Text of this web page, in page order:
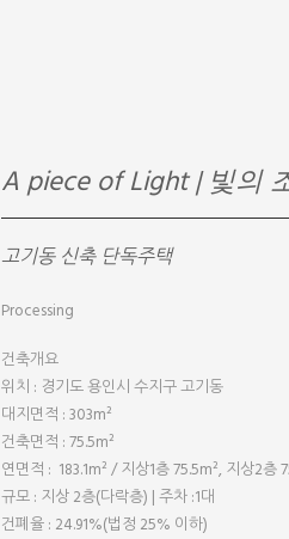
A piece of Light | 빛의
고기동 신축 단독주택
Processing
건축개요
위치 : 경기도 용인시 수지구 고기동
대지면적 : 303m²
건축면적 : 75.5m²
연면적 : 183.1m² / 지상1층 75.5m², 지상2층
규모 : 지상 2층(다락층) | 주차 :1대
건폐율 : 24.91%(법정 25% 이하)